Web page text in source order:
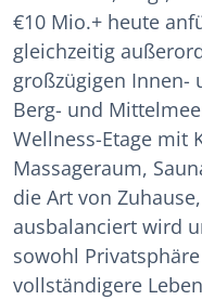
€10 Mio.+ heute
gleichzeitig
großzügigen Innen-
Berg- und
Wellness-Etage mit
Massageraum,
die Art von
ausbalanciert wird
sowohl
vollständigere